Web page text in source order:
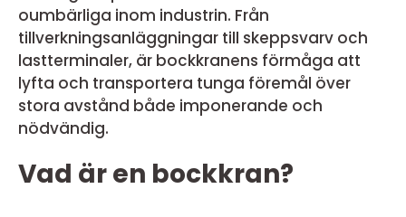
oumbärliga inom industrin. Från
tillverkningsanläggningar till skeppsvarv och
lastterminaler, är bockkranens förmåga att
lyfta och transportera tunga föremål över
stora avstånd både imponerande och
nödvändig.
Vad är en bockkran?